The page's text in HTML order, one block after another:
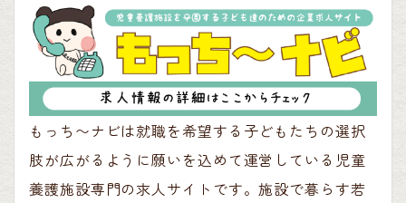
もっち〜ナビは就職を希望する子どもたちの選択
肢が広がるように願いを込めて運営している児童
養護施設専門の求人サイトです。施設で暮らす若